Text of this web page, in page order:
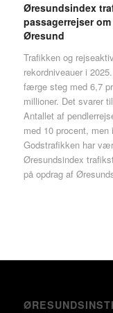
Øresundsindex
passagerrejser
Øresund
Trafikken og
rekordniveauer i
færge steg med 6,7
millioner. Det svarer
Antallet af
med 10 procent,
Godstrafikken har
Øresundsindex
på opdrag af